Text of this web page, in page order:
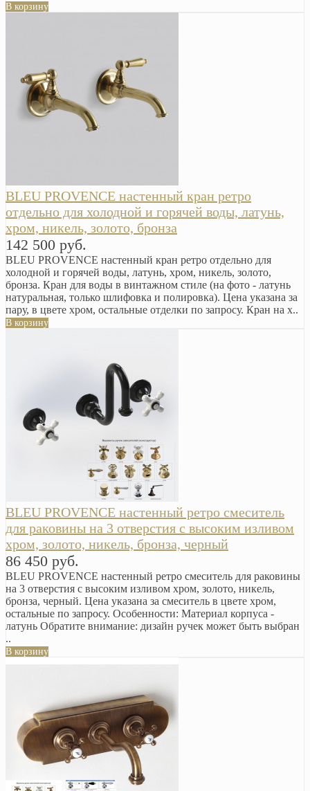
В корзину
BLEU PROVENCE настенный кран ретро
отдельно для холодной и горячей воды, латунь,
хром, никель, золото, бронза
142 500 руб.
BLEU PROVENCE настенный кран ретро отдельно для
холодной и горячей воды, латунь, хром, никель, золото,
бронза. Кран для воды в винтажном стиле (на фото - латунь
натуральная, только шлифовка и полировка). Цена указана за
пару, в цвете хром, остальные отделки по запросу. Кран на х..
В корзину
BLEU PROVENCE настенный ретро смеситель
для раковины на 3 отверстия с высоким изливом
хром, золото, никель, бронза, черный
86 450 руб.
BLEU PROVENCE настенный ретро смеситель для раковины
на 3 отверстия с высоким изливом хром, золото, никель,
бронза, черный. Цена указана за смеситель в цвете хром,
остальные по запросу. Особенности: Материал корпуса -
латунь Обратите внимание: дизайн ручек может быть выбран
..
В корзину